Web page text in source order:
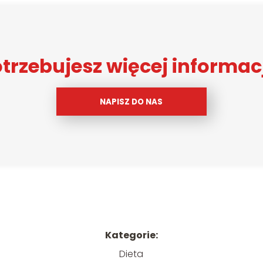
więcej
NAPISZ DO NAS
Kategorie:
Dieta